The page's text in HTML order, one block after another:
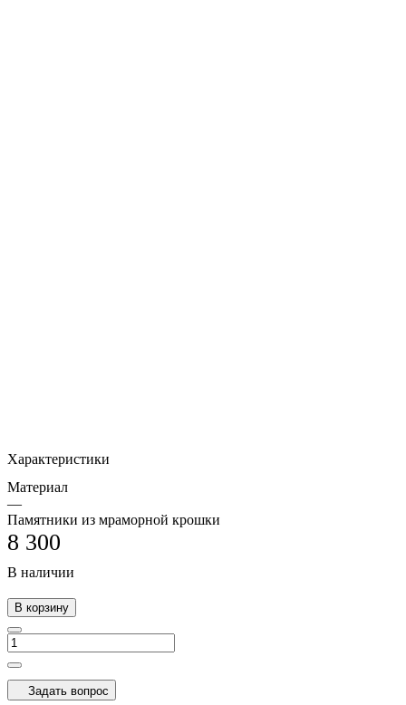
Характеристики
Материал
—
Памятники из мраморной крошки
8 300
В наличии
В корзину
Задать вопрос